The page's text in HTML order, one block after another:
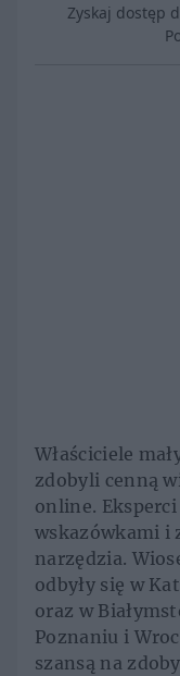
Zyskaj dostęp
Właściciele
zdobyli cenną
online.
wskazówkami i
narzędzia.
odbyły się w
oraz w
Poznaniu i
szansą na